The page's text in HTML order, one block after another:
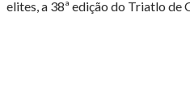
CANTO
elites, a 38ª edição do Triatlo de